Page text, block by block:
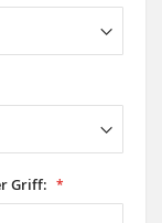
Griff: